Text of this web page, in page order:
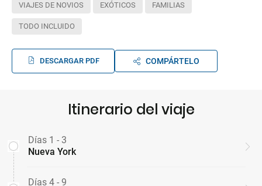
VIAJES DE NOVIOS EXÓTICOS FAMILIAS
TODO INCLUIDO
DESCARGAR PDF COMPÁRTELO
Itinerario del viaje
Días 1 - 3
Nueva York
Días 4 - 9